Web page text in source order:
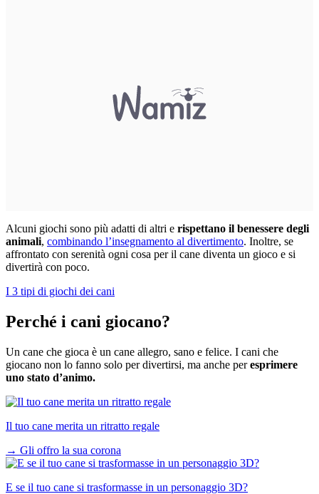
Alcuni giochi sono più adatti di altri e rispettano il benessere degli
animali, combinando l’insegnamento al divertimento. Inoltre, se
affrontato con serenità ogni cosa per il cane diventa un gioco e si
divertirà con poco.
I 3 tipi di giochi dei cani
Perché i cani giocano?
Un cane che gioca è un cane allegro, sano e felice. I cani che
giocano non lo fanno solo per divertirsi, ma anche peresprimere
uno stato d’animo.
Il tuo cane merita un ritratto regale
→ Gli offro la sua corona
E se il tuo cane si trasformasse in un personaggio 3D?